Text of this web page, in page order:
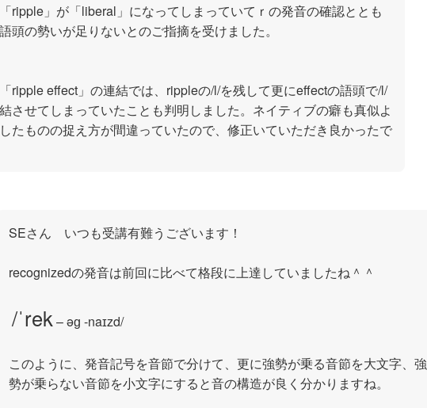
ripple」が「liberal」になってしまっていてｒの発音の確認ととも
頭の勢いが足りないとのご指摘を受けました。
ripple effect」の連結では、rippleの/l/を残して更にeffectの語頭で/l/
させてしまっていたことも判明しました。ネイティブの癖も真似よ
たものの捉え方が間違っていたので、修正いていただき良かったで
SEさん いつも受講有難うございます！
recognizedの発音は前回に比べて格段に上達していましたね＾＾
/ˈrek – əɡ -naɪzd/
このように、発音記号を音節で分けて、更に強勢が乗る音節を大文字、強
勢が乗らない音節を小文字にすると音の構造が良く分かりますね。